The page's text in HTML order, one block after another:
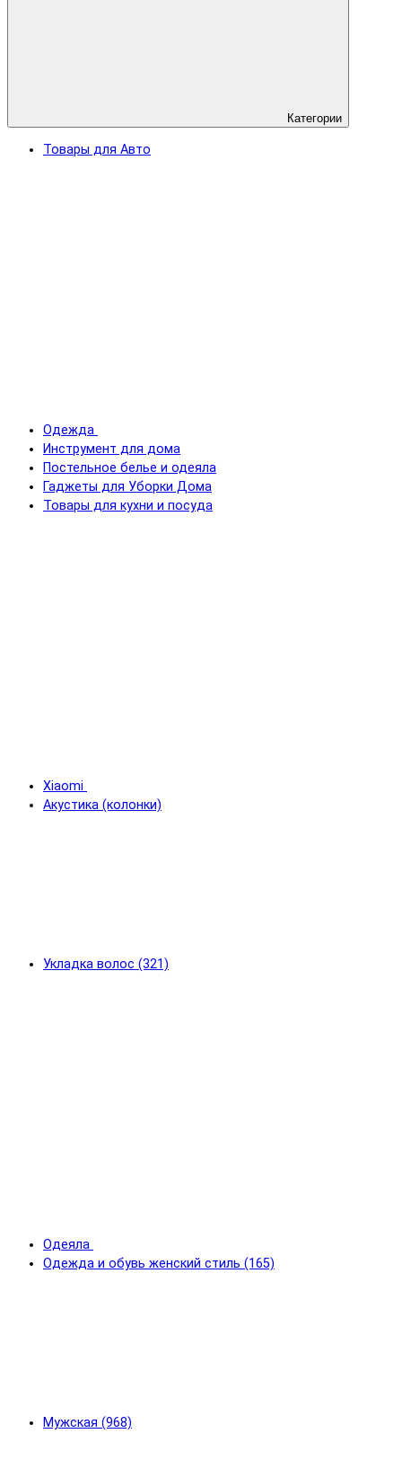
Категории
Товары для Авто
Одежда
Инструмент для дома
Постельное белье и одеяла
Гаджеты для Уборки Дома
Товары для кухни и посуда
Xiaomi
Акустика (колонки)
Укладка волос (321)
Одеяла
Одежда и обувь женский стиль (165)
Мужская (968)